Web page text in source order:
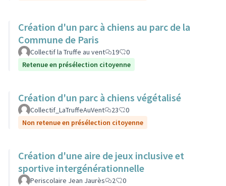
Création d'un parc à chiens au parc de la
Commune de Paris
Collectif la Truffe au vent 19
0
Retenue en présélection citoyenne
Création d'un parc à chiens végétalisé
Collectif_LaTruffeAuVent 23
0
Non retenue en présélection citoyenne
Création d'une aire de jeux inclusive et
sportive intergénérationnelle
Periscolaire Jean Jaurès 2
0